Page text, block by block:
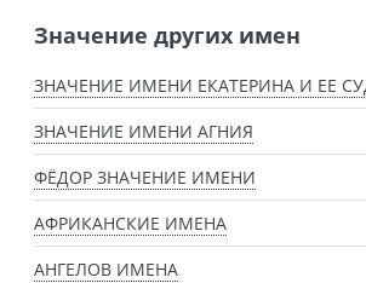
Значение других имен
ЗНАЧЕНИЕ ИМЕНИ ЕКАТЕРИНА И ЕЕ
ЗНАЧЕНИЕ ИМЕНИ АГНИЯ
ФЁДОР ЗНАЧЕНИЕ ИМЕНИ
АФРИКАНСКИЕ ИМЕНА
АНГЕЛОВ ИМЕНА